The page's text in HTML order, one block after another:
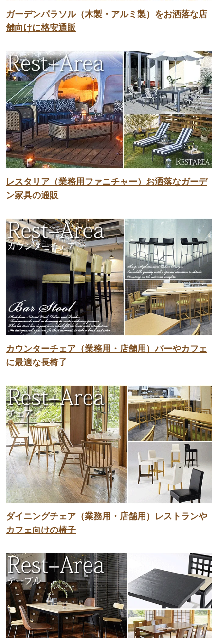
ガーデンパラソル（木製・アルミ製）をお洒落な店
舗向けに格安通販
レスタリア（業務用ファニチャー）お洒落なガーデ
ン家具の通販
カウンターチェア（業務用・店舗用）バーやカフェ
に最適な長椅子
ダイニングチェア（業務用・店舗用）レストランや
カフェ向けの椅子